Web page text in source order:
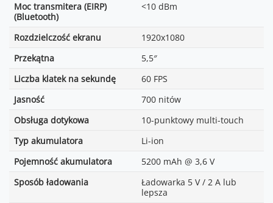
Moc transmitera (EIRP)
(Bluetooth)
<10 dBm
Rozdzielczość ekranu
1920x1080
Przekątna
5,5″
Liczba klatek na sekundę
60 FPS
Jasność
700 nitów
Obsługa dotykowa
10-punktowy multi-touch
Typ akumulatora
Li-ion
Pojemność akumulatora
5200 mAh @ 3,6 V
Sposób ładowania
Ładowarka 5 V / 2 A lub
lepsza